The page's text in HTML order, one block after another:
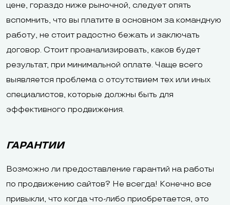
цене, гораздо ниже рыночной, следует опять
вспомнить, что вы платите в основном за командную
работу, не стоит радостно бежать и заключать
договор. Стоит проанализировать, каков будет
результат, при минимальной оплате. Чаще всего
выявляется проблема с отсутствием тех или иных
специалистов, которые должны быть для
эффективного продвижения.
ГАРАНТИИ
Возможно ли предоставление гарантий на работы
по продвижению сайтов? Не всегда! Конечно все
привыкли, что когда что-либо приобретается, это